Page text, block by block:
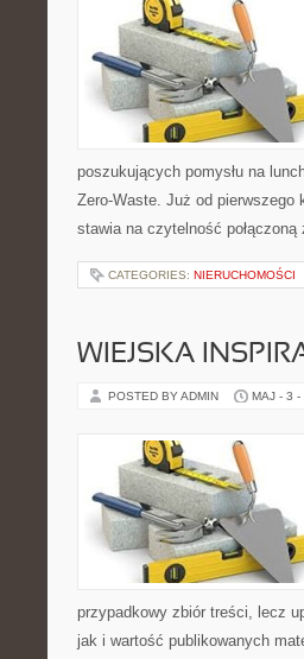
poszukujących pomysłu na
Zero-Waste. Już od
stawia na czytelność
CATEGORIES: NIERUCHOMOŚCI
WIEJSKA
POSTED BY ADMIN MAJ - 3 -
przypadkowy zbiór treści, lecz
jak i wartość publikowanych